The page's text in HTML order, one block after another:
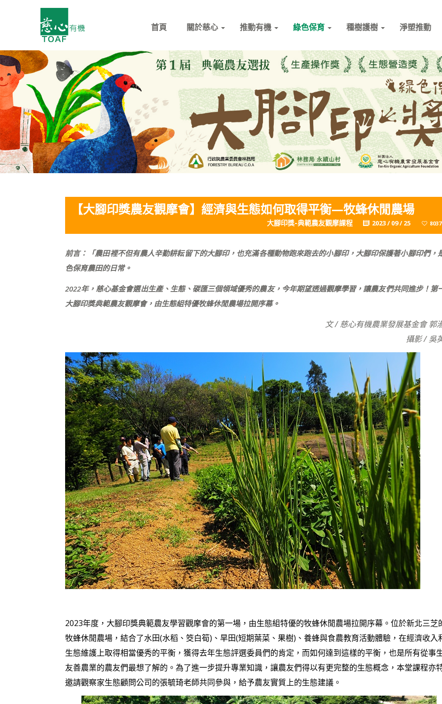
首頁 關於慈心 推動有機 綠色保育 種樹護樹 淨塑推動
【大腳印獎農友觀摩會】經濟與生態如何取得平衡—牧蜂休閒農場
大腳印獎-典範農友觀摩課程 2023 / 09 / 25 8037
前言：「農田裡不但有農人辛勤耕耘留下的大腳印，也充滿各種動物跑來跑去的小腳印，大腳印保護著小腳印們，
色保育農田的日常。
2022年，慈心基金會選出生產、生態、碳匯三個領域優秀的農友，今年期望透過觀摩學習，讓農友們共同進步！ 第
大腳印獎典範農友觀摩會，由生態組特優牧蜂休閒農場拉開序幕。
文 / 慈心有機農業發展基金會 郭
攝影 / 吳
2023年度，大腳印獎典範農友學習觀摩會的第一場，由生態組特優的牧蜂休閒農場拉開序幕。位於新北三芝
牧蜂休閒農場，結合了水田(水稻、筊白筍)、旱田(短期葉菜、果樹)、養蜂與食農教育活動體驗，在經濟收入
生態維護上取得相當優秀的平衡，獲得去年生態評選委員們的肯定，而如何達到這樣的平衡，也是所有從事
友善農業的農友們最想了解的。為了進一步提升專業知識，讓農友們得以有更完整的生態概念，本堂課程亦
邀請觀察家生態顧問公司的張毓琦老師共同參與，給予農友實質上的生態建議。